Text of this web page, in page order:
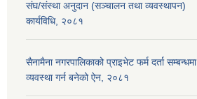
संघ/संस्था अनुदान (सञ्चालन तथा व्यवस्थापन)
कार्यविधि, २०८१
सैनामैना नगरपालिकाको प्राइभेट फर्म दर्ता सम्बन्धमा
व्यवस्था गर्न बनेको ऐन, २०८१